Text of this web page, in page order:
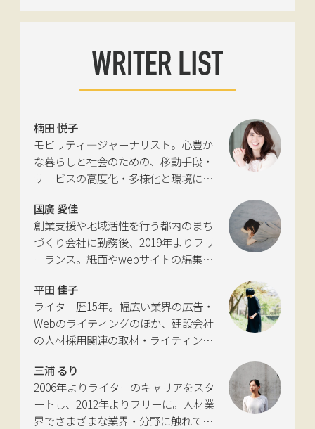
楠田 悦子
モビリティ―ジャーナリスト。心豊か
な暮らしと社会のための、移動手段・
サービスの高度化・多様化と環境につ
新聞社モビリティビジネス専門誌
『LIGARE』初代編集長を経て、2013年
に独立。国土交通省の「自転車の活用
推進に向けた有識者会議」、「交通政
共交通部会」、「MaaS関連データ検
討会」、SIP第2期自動運転（システム
とサービスの拡張）ピアレビュー委員
会などの委員を歴任。
國廣 愛佳
創業支援や地域活性を行う都内のまち
づくり会社に勤務後、2019年よりフリ
ーランス。紙面やwebサイトの編集、
どの執筆を中心に、ジャンルを問わず
活動。四国にある築100年の実家をど
う生かすかが長年の悩み。
平田 佳子
ライター歴15年。幅広い業界の広告・
Webのライティングのほか、建設会社
の人材採用関連の取材・ライティング
仕事をしていたため、小さな頃から憧
れあり。
三浦 るり
2006年よりライターのキャリアをスタ
ートし、2012年よりフリーに。人材業
界でさまざまな業界・分野に触れてき